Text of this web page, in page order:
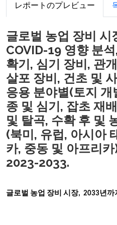
レポートのプレビュー
글로벌 농업 장비 시
COVID-19 영향 분
확기, 심기 장비, 관
살포 장비, 건초 및
응용 분야별(토지
종 및 심기, 잡초 재
및 탈곡, 수확 후 및
(북미, 유럽, 아시아
카, 중동 및 아프리
2023-2033.
글로벌 농업 장비 시장, 2033년까